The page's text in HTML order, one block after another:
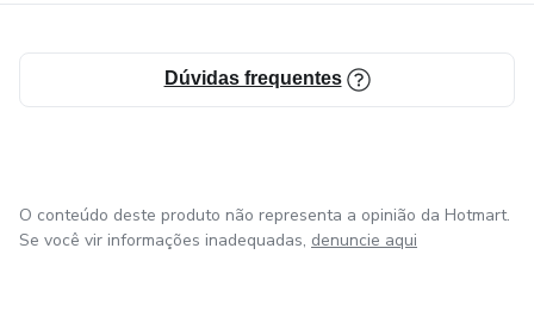
Dúvidas frequentes
O conteúdo deste produto não representa a opinião da Hotmart.
Se você vir informações inadequadas, denuncie aqui